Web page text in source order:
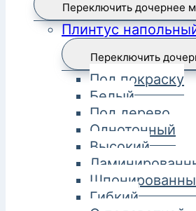
Переключить дочернее
Плинтус
Переключить
Под покраску
Белый
Под дерево
Однотонный
Высокий
Гибкий